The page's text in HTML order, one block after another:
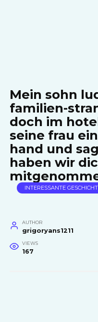
Mein sohn
familien-
doch im
seine frau
hand und
haben wir
INTERESSANTE
AUTHOR
grigoryans1211
VIEWS
167